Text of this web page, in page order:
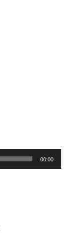
00:00